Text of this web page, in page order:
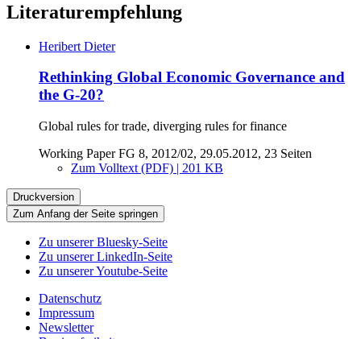
Literaturempfehlung
Heribert Dieter
Rethinking Global Economic Governance and
the G-20?
Global rules for trade, diverging rules for finance
Working Paper FG 8, 2012/02, 29.05.2012, 23 Seiten
Zum Volltext (PDF) | 201 KB
Druckversion
Zum Anfang der Seite springen
Zu unserer Bluesky-Seite
Zu unserer LinkedIn-Seite
Zu unserer Youtube-Seite
Datenschutz
Impressum
Newsletter